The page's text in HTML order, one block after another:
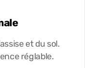
et du sol.
réglable.